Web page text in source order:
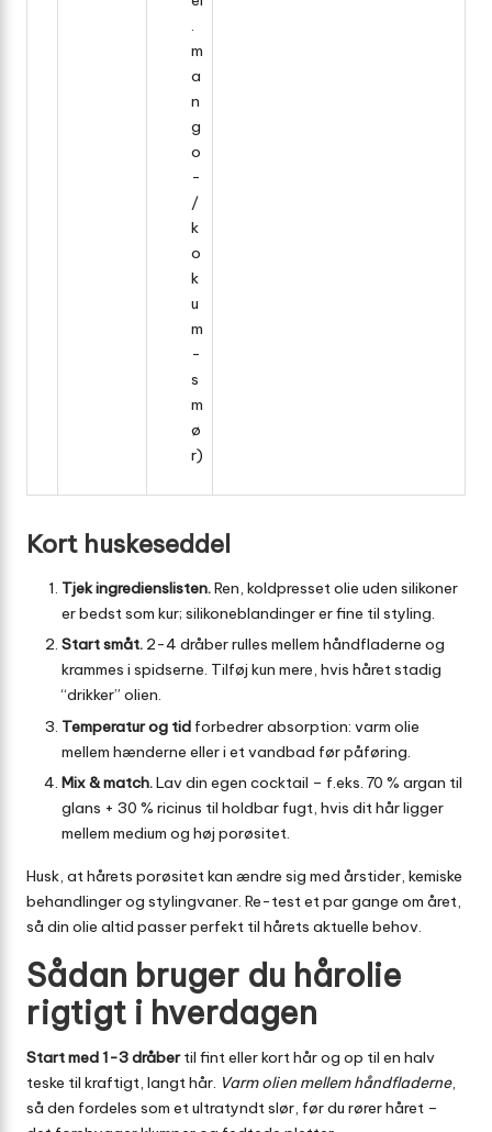
.
m
a
n
g
o
-
/
k
o
k
u
m
­
s
m
ø
r)
Kort huskeseddel
Tjek ingredienslisten.Ren, koldpresset olie uden silikoner
er bedst som kur; silikoneblandinger er fine til styling.
Start småt. 2-4 dråber rulles mellem håndfladerne og
krammes i spidserne. Tilføj kun mere, hvis håret stadig
“drikker” olien.
Temperatur og tid forbedrer absorption: varm olie
mellem hænderne eller i et vandbad før påføring.
Mix & match.Lav din egen cocktail – f.eks. 70 % argan til
glans + 30 % ricinus til holdbar fugt, hvis dit hår ligger
mellem medium og høj porøsitet.
Husk, at hårets porøsitet kan ændre sig med årstider, kemiske
behandlinger og stylingvaner. Re-test et par gange om året,
så din olie altid passer perfekt til hårets aktuelle behov.
Sådan bruger du hårolie
rigtigt i hverdagen
Start med 1-3 dråbertil fint eller kort hår og op til en halv
teske til kraftigt, langt hår. Varm olien mellem håndfladerne,
så den fordeles som et ultratyndt slør, før du rører håret –